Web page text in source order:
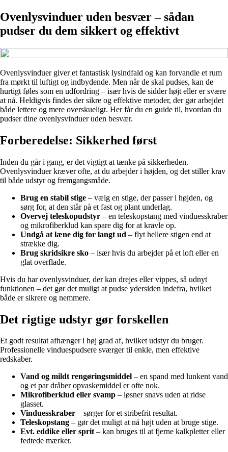
Ovenlysvinduer uden besvær – sådan
pudser du dem sikkert og effektivt
Ovenlysvinduer giver et fantastisk lysindfald og kan forvandle et rum
fra mørkt til luftigt og indbydende. Men når de skal pudses, kan de
hurtigt føles som en udfordring – især hvis de sidder højt eller er svære
at nå. Heldigvis findes der sikre og effektive metoder, der gør arbejdet
både lettere og mere overskueligt. Her får du en guide til, hvordan du
pudser dine ovenlysvinduer uden besvær.
Forberedelse: Sikkerhed først
Inden du går i gang, er det vigtigt at tænke på sikkerheden.
Ovenlysvinduer kræver ofte, at du arbejder i højden, og det stiller krav
til både udstyr og fremgangsmåde.
Brug en stabil stige – vælg en stige, der passer i højden, og
sørg for, at den står på et fast og plant underlag.
Overvej teleskopudstyr – en teleskopstang med vinduesskraber
og mikrofiberklud kan spare dig for at kravle op.
Undgå at læne dig for langt ud – flyt hellere stigen end at
strække dig.
Brug skridsikre sko – især hvis du arbejder på et loft eller en
glat overflade.
Hvis du har ovenlysvinduer, der kan drejes eller vippes, så udnyt
funktionen – det gør det muligt at pudse ydersiden indefra, hvilket
både er sikrere og nemmere.
Det rigtige udstyr gør forskellen
Et godt resultat afhænger i høj grad af, hvilket udstyr du bruger.
Professionelle vinduespudsere sværger til enkle, men effektive
redskaber.
Vand og mildt rengøringsmiddel – en spand med lunkent vand
og et par dråber opvaskemiddel er ofte nok.
Mikrofiberklud eller svamp – løsner snavs uden at ridse
glasset.
Vinduesskraber – sørger for et stribefrit resultat.
Teleskopstang – gør det muligt at nå højt uden at bruge stige.
Evt. eddike eller sprit– kan bruges til at fjerne kalkpletter eller
fedtede mærker.